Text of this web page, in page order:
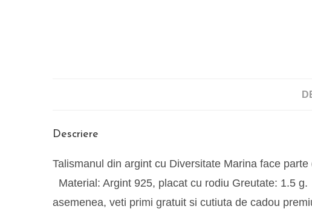
Descriere
Talismanul din argint cu Diversitate Marina face
Material: Argint 925, placat cu rodiu Greutate: 1.5
asemenea, veti primi gratuit si cutiuta de cadou